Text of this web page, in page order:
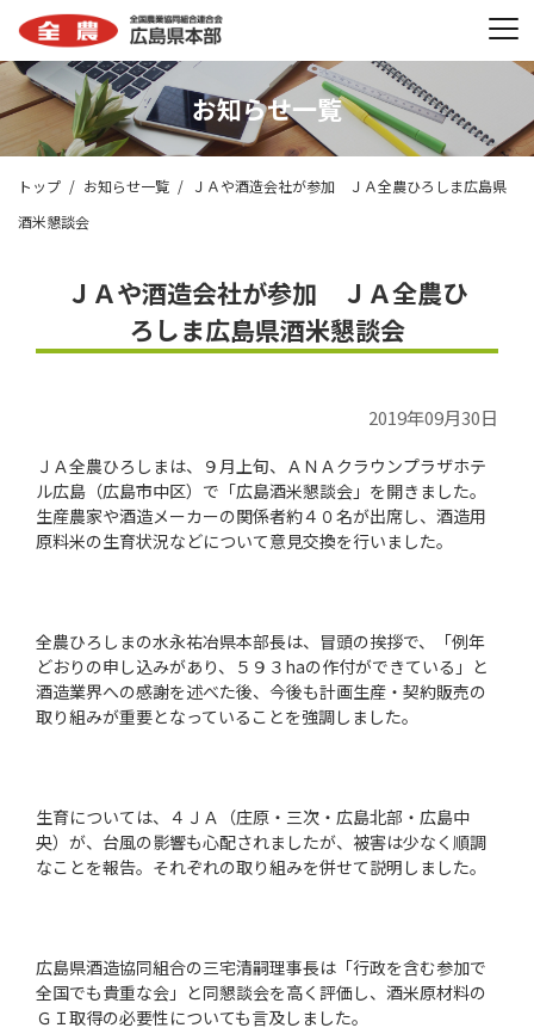
お知らせ一覧
トップ お知らせ一覧
ＪＡや酒造会社が参加 ＪＡ全農ひろしま広島県
酒米懇談会
ＪＡや酒造会社が参加 ＪＡ全農ひ
ろしま広島県酒米懇談会
2019年09月30日
ＪＡ全農ひろしまは、９月上旬、ＡＮＡクラウンプラザホテ
ル広島（広島市中区）で「広島酒米懇談会」を開きました。
生産農家や酒造メーカーの関係者約４０名が出席し、酒造用
原料米の生育状況などについて意見交換を行いました。
全農ひろしまの水永祐冶県本部長は、冒頭の挨拶で、「例年
どおりの申し込みがあり、５９３haの作付ができている」と
酒造業界への感謝を述べた後、今後も計画生産・契約販売の
取り組みが重要となっていることを強調しました。
生育については、４ＪＡ（庄原・三次・広島北部・広島中
央）が、台風の影響も心配されましたが、被害は少なく順調
なことを報告。それぞれの取り組みを併せて説明しました。
広島県酒造協同組合の三宅清嗣理事長は「行政を含む参加で
全国でも貴重な会」と同懇談会を高く評価し、酒米原材料の
ＧＩ取得の必要性についても言及しました。